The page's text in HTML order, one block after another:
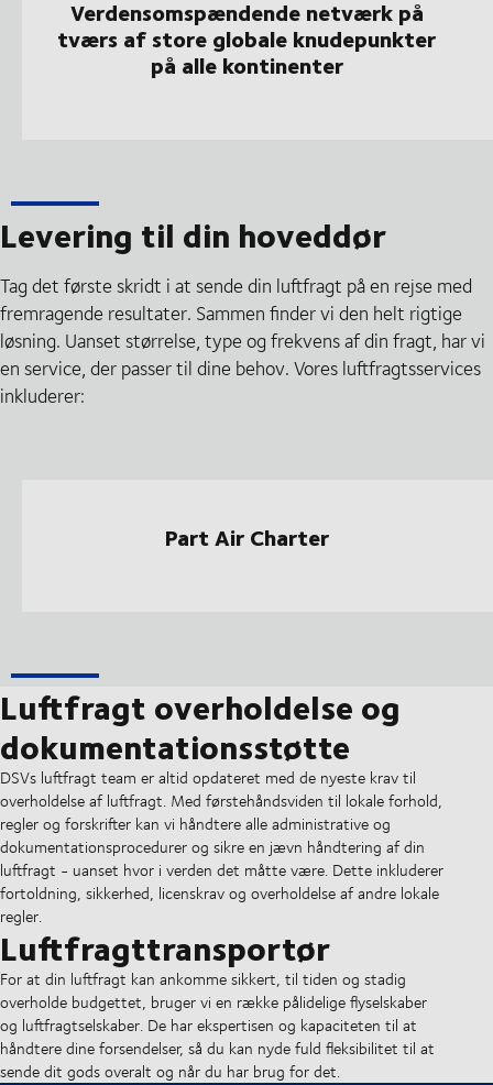
Verdensomspændende netværk på
tværs af store globale knudepunkter
på alle kontinenter
Levering til din hoveddør
Tag det første skridt i at sende din luftfragt på en rejse med
fremragende resultater. Sammen finder vi den helt rigtige
løsning. Uanset størrelse, type og frekvens af din fragt, har vi
en service, der passer til dine behov. Vores luftfragtsservices
inkluderer:
Part Air Charter
Luftfragt overholdelse og
dokumentationsstøtte
DSVs luftfragt team er altid opdateret med de nyeste krav til
overholdelse af luftfragt. Med førstehåndsviden til lokale forhold,
regler og forskrifter kan vi håndtere alle administrative og
dokumentationsprocedurer og sikre en jævn håndtering af din
luftfragt - uanset hvor i verden det måtte være. Dette inkluderer
fortoldning, sikkerhed, licenskrav og overholdelse af andre lokale
regler.
Luftfragttransportør
For at din luftfragt kan ankomme sikkert, til tiden og stadig
overholde budgettet, bruger vi en række pålidelige flyselskaber
og luftfragtselskaber. De har ekspertisen og kapaciteten til at
håndtere dine forsendelser, så du kan nyde fuld fleksibilitet til at
sende dit gods overalt og når du har brug for det.